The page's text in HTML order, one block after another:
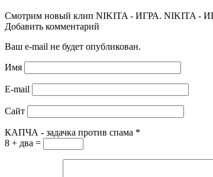
Смотрим новый клип NIKITA - ИГРА. NIKITA -
Добавить комментарий
Ваш e-mail не будет опубликован.
Имя
E-mail
Сайт
КАПЧА - задачка против спама *
8 + два =